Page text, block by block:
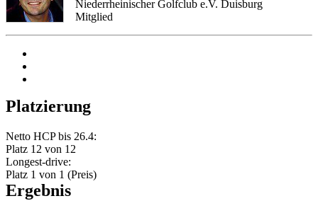
Niederrheinischer Golfclub e.V. Duisburg
Mitglied
Platzierung
Netto HCP bis 26.4:
Platz 12 von 12
Longest-drive:
Platz 1 von 1 (Preis)
Ergebnis